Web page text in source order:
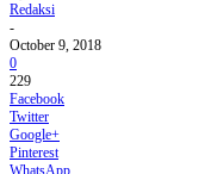
Redaksi
-
October 9, 2018
0
229
Facebook
Twitter
Google+
Pinterest
WhatsApp